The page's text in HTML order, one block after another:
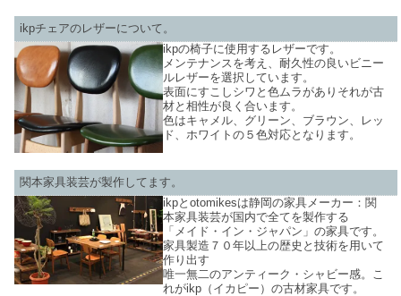
ikpチェアのレザーについて。
ikpの椅子に使用するレザーです。
メンテナンスを考え、耐久性の良いビニー
ルレザーを選択しています。
表面にすこしシワと色ムラがありそれが古
材と相性が良く合います。
色はキャメル、グリーン、ブラウン、レッ
ド、ホワイトの５色対応となります。
関本家具装芸が製作してます。
ikpとotomikesは静岡の家具メーカー：関
本家具装芸が国内で全てを製作する
「メイド・イン・ジャパン」の家具です。
家具製造７０年以上の歴史と技術を用いて
作り出す
唯一無二のアンティーク・シャビー感。こ
れがikp（イカピー）の古材家具です。